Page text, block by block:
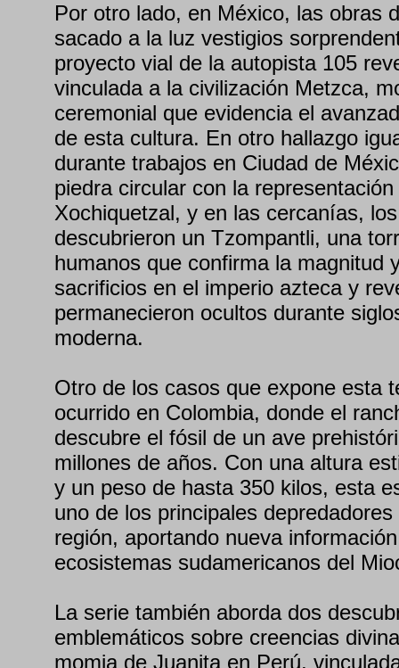
Por otro lado, en México, las obras
sacado a la luz vestigios
proyecto vial de la autopista 105
vinculada a la civilización Metzca,
ceremonial que evidencia el
de esta cultura. En otro hallazgo
durante trabajos en Ciudad de
piedra circular con la
Xochiquetzal, y en las cercanías,
descubrieron un Tzompantli, una
humanos que confirma la magnitud
sacrificios en el imperio azteca y
permanecieron ocultos durante
moderna.
Otro de los casos que expone esta
ocurrido en Colombia, donde el
descubre el fósil de un ave
millones de años. Con una altura
y un peso de hasta 350 kilos, esta
uno de los principales
región, aportando nueva
ecosistemas sudamericanos del
La serie también aborda dos
emblemáticos sobre creencias
momia de Juanita en Perú,